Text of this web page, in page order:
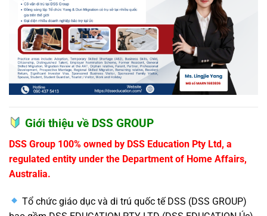
Giới thiệu về DSS GROUP
DSS Group 100% owned by DSS Education Pty Ltd, a
regulated entity under the Department of Home Affairs,
Australia.
Tổ chức giáo dục và di trú quốc tế DSS (DSS GROUP)